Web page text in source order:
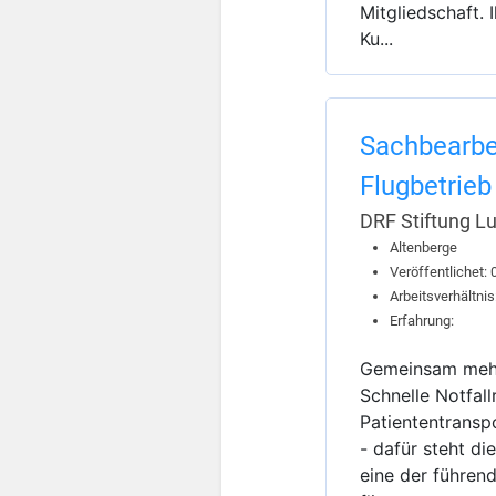
Mitgliedschaft.
Ku...
DRF Stiftung
Altenberge
Veröffentlichet:
Erfahrung:
Gemeinsam
Schnelle
- dafür steht
eine der